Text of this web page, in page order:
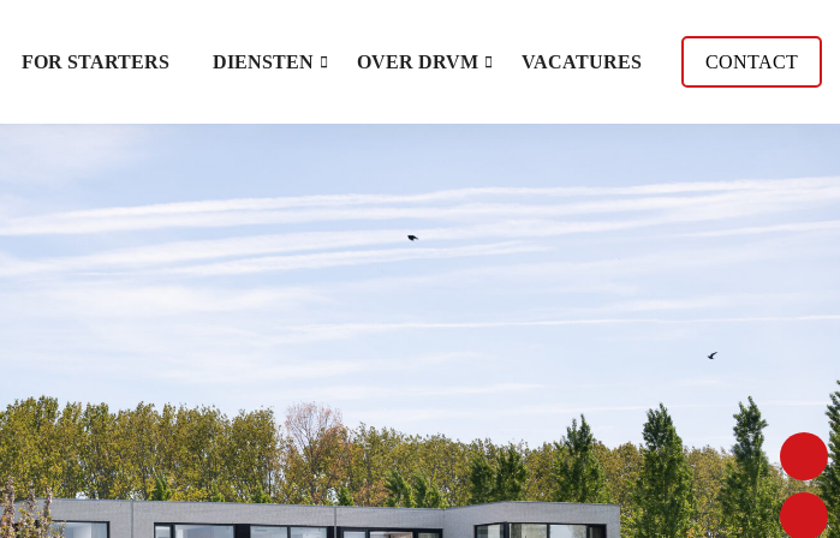
FOR STARTERS DIENSTEN OVER DRVM VACATURES CONTACT